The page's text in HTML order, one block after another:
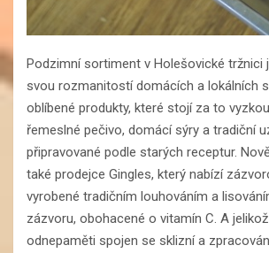
Podzimní sortiment v Holešovické tržnici
svou rozmanitostí domácích a lokálních
oblíbené produkty, které stojí za to
řemeslné pečivo, domácí sýry a tradiční
připravované podle starých receptur.
také prodejce Gingles, který nabízí
vyrobené tradičním louhováním a
zázvoru, obohacené o vitamín C. A
odnepaměti spojen se sklizní a